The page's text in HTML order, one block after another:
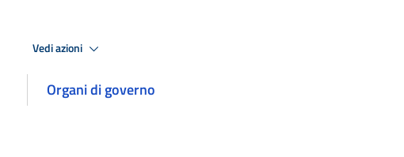
Vedi azioni
Organi di governo